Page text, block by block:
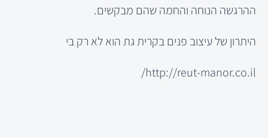
ההרגשה הנוחה והחמה שהם מבקשים.
היתרון של עיצוב פנים בקרית גת הוא לא רק בי
http://reut-manor.co.il/